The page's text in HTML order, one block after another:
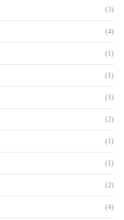
(3)
(4)
(1)
(1)
(1)
(2)
(1)
(1)
(2)
(4)